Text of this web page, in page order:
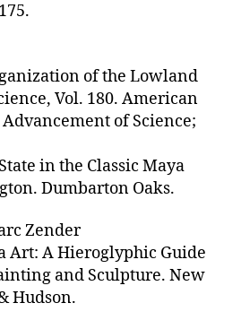
of the Lowland
Vol. 180. American
of Science;
in the Classic Maya
Dumbarton Oaks.
Zender
Art: A Hieroglyphic Guide
and Sculpture. New
Hudson.